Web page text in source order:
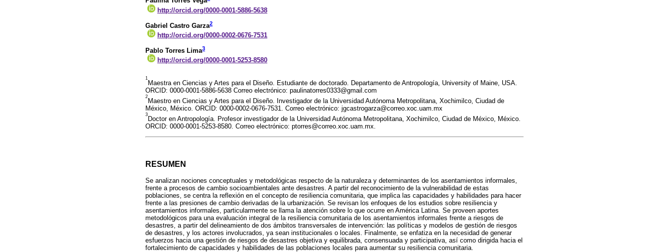
http://orcid.org/0000-0001-5886-5638
Gabriel Castro Garza2
http://orcid.org/0000-0002-0676-7531
Pablo Torres Lima3
http://orcid.org/0000-0001-5253-8580
1
Maestra en Ciencias y Artes para el Diseño. Estudiante de doctorado. Departamento de Antropología, University of Maine, USA.
ORCID: 0000-0001-5886-5638 Correo electrónico: paulinatorres0333@gmail.com
2
Maestro en Ciencias y Artes para el Diseño. Investigador de la Universidad Autónoma Metropolitana, Xochimilco, Ciudad de
México, México. ORCID: 0000-0002-0676-7531. Correo electrónico: jgcastrogarza@correo.xoc.uam.mx
3
Doctor en Antropología. Profesor investigador de la Universidad Autónoma Metropolitana, Xochimilco, Ciudad de México, México.
ORCID: 0000-0001-5253-8580. Correo electrónico: ptorres@correo.xoc.uam.mx.
RESUMEN
Se analizan nociones conceptuales y metodológicas respecto de la naturaleza y determinantes de los asentamientos informales,
frente a procesos de cambio socioambientales ante desastres. A partir del reconocimiento de la vulnerabilidad de estas
poblaciones, se centra la reflexión en el concepto de resiliencia comunitaria, que implica las capacidades y habilidades para hacer
frente a las presiones de cambio derivadas de la urbanización. Se revisan los enfoques de los estudios sobre resiliencia y
asentamientos informales, particularmente se llama la atención sobre lo que ocurre en América Latina. Se proveen aportes
metodológicos para una evaluación integral de la resiliencia comunitaria de los asentamientos informales frente a riesgos de
desastres, a partir del delineamiento de dos ámbitos transversales de intervención: las políticas y modelos de gestión de riesgos
de desastres, y los actores involucrados, ya sean institucionales o locales. Finalmente, se enfatiza en la necesidad de generar
esfuerzos hacia una gestión de riesgos de desastres objetiva y equilibrada, consensuada y participativa, así como dirigida hacia el
fortalecimiento de capacidades y habilidades de las poblaciones locales para aumentar su resiliencia comunitaria.